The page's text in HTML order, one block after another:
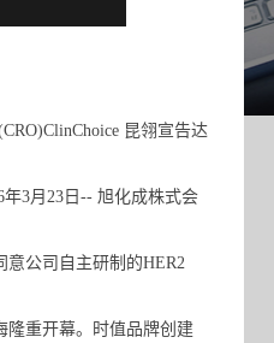
昆翎宣告达
3月23日-- 旭化成株式会
公司自主研制的HER2
重开幕。时值品牌创建